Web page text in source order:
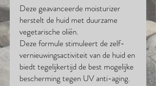
Deze geavanceerde moisturizer
herstelt de huid met duurzame
vegetarische oliën.
Deze formule stimuleert de zelf-
vernieuwingsactiviteit van de huid en
biedt tegelijkertijd de best mogelijke
bescherming tegen UV anti-aging.